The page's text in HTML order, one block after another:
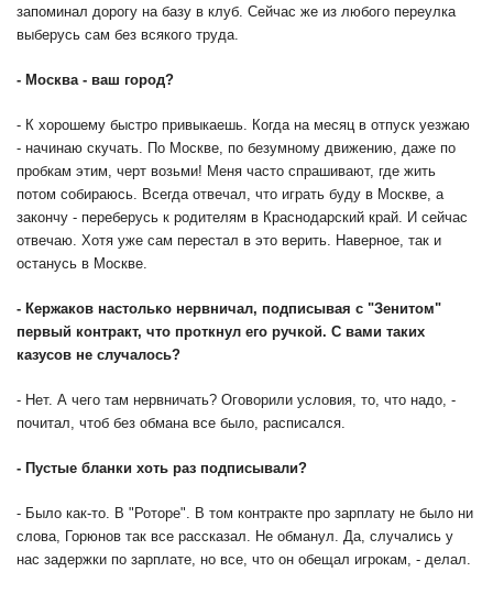
запоминал дорогу на базу в клуб. Сейчас же из любого переулка
выберусь сам без всякого труда.
- Москва - ваш город?
- К хорошему быстро привыкаешь. Когда на месяц в отпуск уезжаю
- начинаю скучать. По Москве, по безумному движению, даже по
пробкам этим, черт возьми! Меня часто спрашивают, где жить
потом собираюсь. Всегда отвечал, что играть буду в Москве, а
закончу - переберусь к родителям в Краснодарский край. И сейчас
отвечаю. Хотя уже сам перестал в это верить. Наверное, так и
останусь в Москве.
- Кержаков настолько нервничал, подписывая с "Зенитом"
первый контракт, что проткнул его ручкой. С вами таких
казусов не случалось?
- Нет. А чего там нервничать? Оговорили условия, то, что надо, -
почитал, чтоб без обмана все было, расписался.
- Пустые бланки хоть раз подписывали?
- Было как-то. В "Роторе". В том контракте про зарплату не было ни
слова, Горюнов так все рассказал. Не обманул. Да, случались у
нас задержки по зарплате, но все, что он обещал игрокам, - делал.